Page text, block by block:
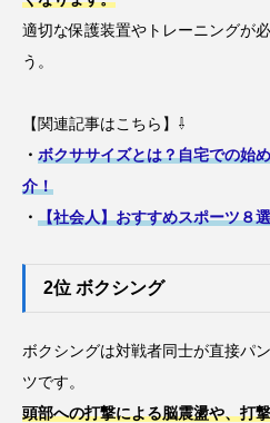
適切な保護装置やトレーニングが
う。
【関連記事はこちら】⇩
・ ボクササイズとは？自宅での始
介！
・ 【社会人】おすすめスポーツ８
2位 ボクシング
ボクシングは対戦者同士が直接パ
ツです。
頭部への打撃による脳震盪や、打